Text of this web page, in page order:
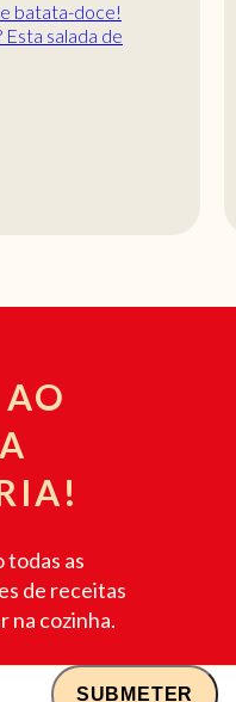
batata-doce!
salada de
as
de receitas
na cozinha.